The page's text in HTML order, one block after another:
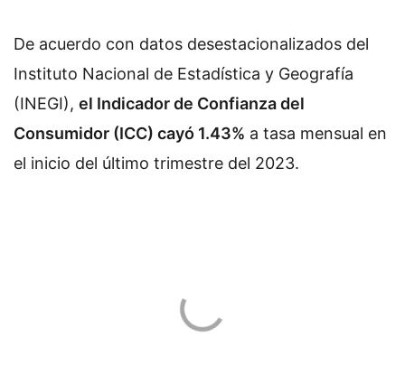
De acuerdo con datos desestacionalizados del
Instituto Nacional de Estadística y Geografía
(INEGI), el Indicador de Confianza del
Consumidor (ICC) cayó 1.43% a tasa mensual en
el inicio del último trimestre del 2023.